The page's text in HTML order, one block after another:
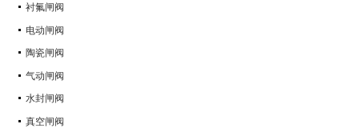
衬氟闸阀
电动闸阀
陶瓷闸阀
气动闸阀
水封闸阀
真空闸阀